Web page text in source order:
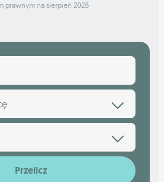
prawnym na sierpień 2026
Przelicz